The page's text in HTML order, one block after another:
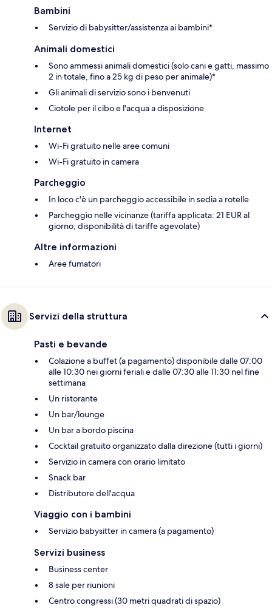
Bambini
Servizio di babysitter/assistenza ai bambini*
Animali domestici
Sono ammessi animali domestici (solo cani e gatti, massimo
2 in totale, fino a 25 kg di peso per animale)*
Gli animali di servizio sono i benvenuti
Ciotole per il cibo e l'acqua a disposizione
Internet
Wi-Fi gratuito nelle aree comuni
Wi-Fi gratuito in camera
Parcheggio
In loco c'è un parcheggio accessibile in sedia a rotelle
Parcheggio nelle vicinanze (tariffa applicata: 21 EUR al
giorno; disponibilità di tariffe agevolate)
Altre informazioni
Aree fumatori
Servizi della struttura
Pasti e bevande
Colazione a buffet (a pagamento) disponibile dalle 07:00
alle 10:30 nei giorni feriali e dalle 07:30 alle 11:30 nel fine
settimana
Un ristorante
Un bar/lounge
Un bar a bordo piscina
Cocktail gratuito organizzato dalla direzione (tutti i giorni)
Servizio in camera con orario limitato
Snack bar
Distributore dell'acqua
Viaggio con i bambini
Servizio babysitter in camera (a pagamento)
Servizi business
Business center
8 sale per riunioni
Centro congressi (30 metri quadrati di spazio)